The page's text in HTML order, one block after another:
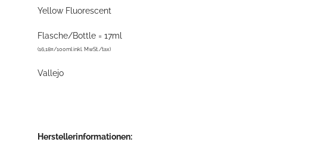
Yellow Fluorescent
Flasche/Bottle = 17ml
(16,18¤/100ml inkl. MwSt./tax)
Vallejo
Herstellerinformationen: